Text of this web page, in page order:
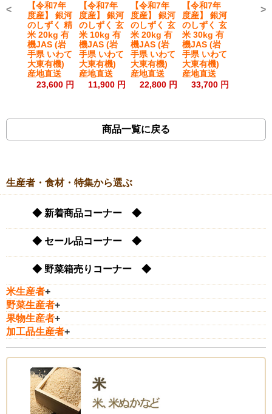
【令和7年
度産】 銀河
のしずく 精
米 20kg 有
機JAS (岩
手県 いわて
大東有機)
産地直送
23,600 円
【令和7年
度産】 銀河
のしずく 玄
米 10kg 有
機JAS (岩
手県 いわて
大東有機)
産地直送
11,900 円
【令和7年
度産】 銀河
のしずく 玄
米 20kg 有
機JAS (岩
手県 いわて
大東有機)
産地直送
22,800 円
【令和7年
度産】 銀河
のしずく 玄
米 30kg 有
機JAS (岩
手県 いわて
大東有機)
産地直送
33,700 円
< >
商品一覧に戻る
生産者・食材・特集から選ぶ
◆ 新着商品コーナー ◆
◆ セール品コーナー ◆
◆ 野菜箱売りコーナー ◆
米生産者+
野菜生産者+
果物生産者+
加工品生産者+